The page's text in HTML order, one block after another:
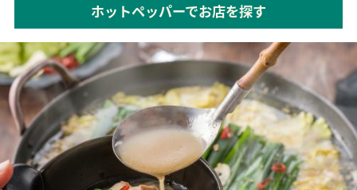
ホットペッパーでお店を探す